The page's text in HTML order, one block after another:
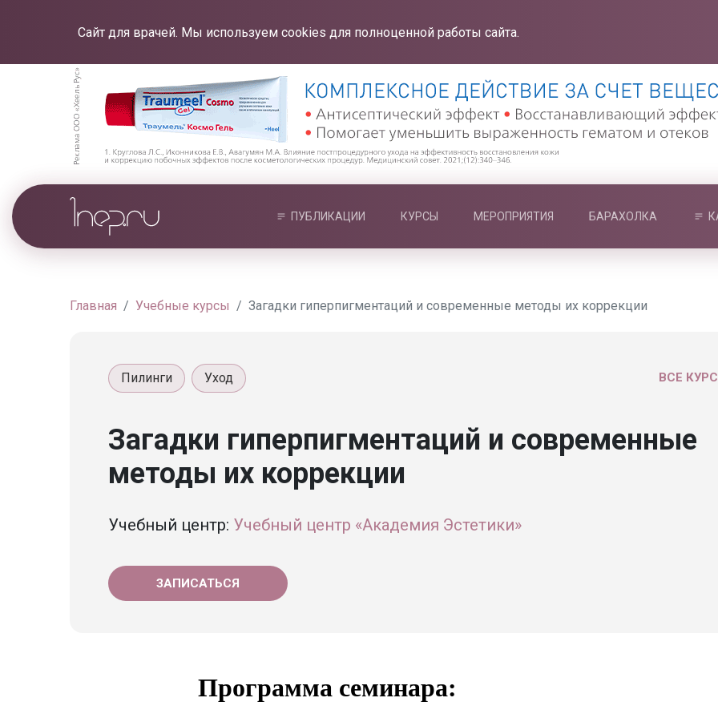
Сайт для врачей. Мы используем cookies для полноценной работы сайта.
ПУБЛИКАЦИИ КУРСЫ МЕРОПРИЯТИЯ БАРАХОЛКА
Главная Учебные курсы Загадки гиперпигментаций и современные методы их коррекции
ВСЕ
Пилинги Уход
Загадки гиперпигментаций и современные
методы их коррекции
Учебный центр: Учебный центр «Академия Эстетики»
ЗАПИСАТЬСЯ
Программа семинара: